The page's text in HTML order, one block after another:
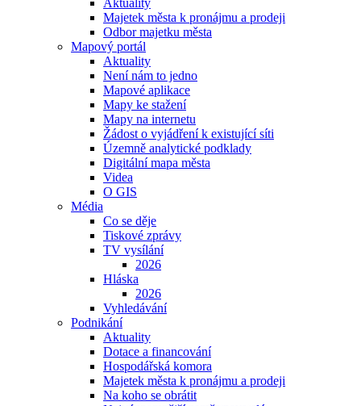
Aktuality
Majetek města k pronájmu a prodeji
Odbor majetku města
Mapový portál
Aktuality
Není nám to jedno
Mapové aplikace
Mapy ke stažení
Mapy na internetu
Žádost o vyjádření k existující síti
Územně analytické podklady
Digitální mapa města
Videa
O GIS
Média
Co se děje
Tiskové zprávy
TV vysílání
2026
Hláska
2026
Vyhledávání
Podnikání
Aktuality
Dotace a financování
Hospodářská komora
Majetek města k pronájmu a prodeji
Na koho se obrátit